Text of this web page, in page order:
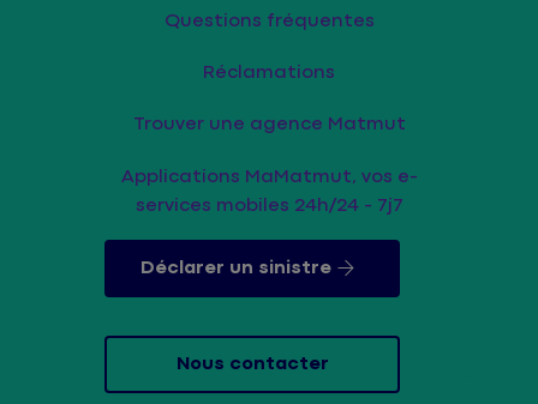
Questions fréquentes
Réclamations
Trouver une agence Matmut
Applications MaMatmut, vos e-
services mobiles 24h/24 - 7j7
Déclarer un sinistre
Nous contacter